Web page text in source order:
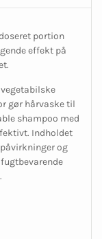
portion
effekt på
gør hårvaske til
shampoo med
Indholdet
og